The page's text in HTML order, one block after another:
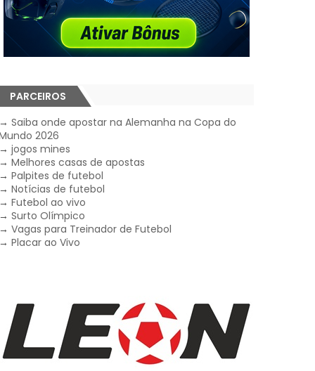
PARCEIROS
→Saiba onde apostar na Alemanha na Copa do
2026
→jogos mines
→Melhores casas de apostas
→Palpites de futebol
→Notícias de futebol
→Futebol ao vivo
→Surto Olímpico
→Vagas para Treinador de Futebol
→Placar ao Vivo